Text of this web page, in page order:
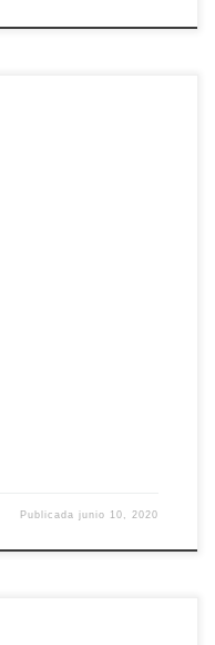
Publicadajunio 10, 2020